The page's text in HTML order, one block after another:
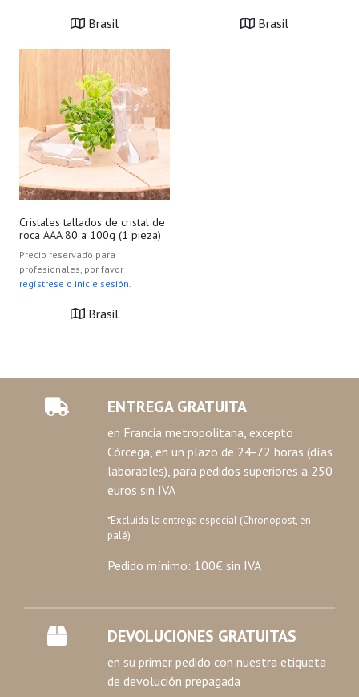
Brasil Brasil
Cristales tallados de cristal de
roca AAA 80 a 100g (1 pieza)
Precio reservado para
profesionales, por favor
regístrese o inicie sesión.
Brasil
ENTREGA GRATUITA
en Francia metropolitana, excepto
Córcega, en un plazo de 24-72 horas (días
laborables), para pedidos superiores a 250
euros sin IVA
*Excluida la entrega especial (Chronopost, en
palé)
Pedido mínimo: 100€ sin IVA
DEVOLUCIONES GRATUITAS
en su primer pedido con nuestra etiqueta
de devolución prepagada